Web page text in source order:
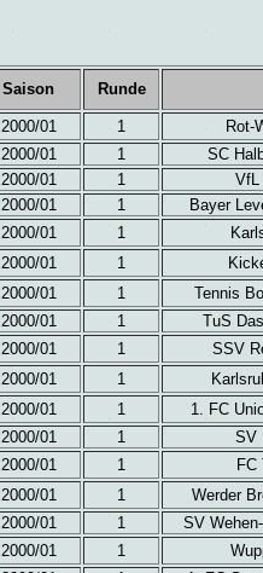
Saison Runde
2000/01 1
Rot-
2000/01
1
SC
2000/01
1
VfL
2000/01
1
Bayer
2000/01
1
2000/01
1
2000/01
1
Tennis
2000/01
1
TuS
2000/01
1
SSV
2000/01
1
2000/01
1
1. FC
2000/01
1
SV
2000/01
1
FC
2000/01
1
Werder
2000/01
1
SV
2000/01
1